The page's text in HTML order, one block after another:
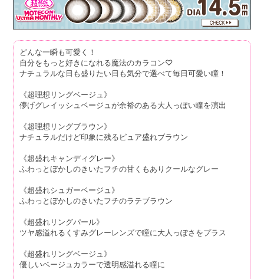
どんな一瞬も可愛く！
自分をもっと好きになれる魔法のカラコン♡
ナチュラルな日も盛りたい日も気分で選べて毎日可愛い瞳！
《超理想リングベージュ》
儚げグレイッシュベージュが余裕のある大人っぽい瞳を演出
《超理想リングブラウン》
ナチュラルだけど印象に残るピュア盛れブラウン
《超盛れキャンディグレー》
ふわっとぼかしのきいたフチの甘くもありクールなグレー
《超盛れシュガーベージュ》
ふわっとぼかしのきいたフチのラテブラウン
《超盛れリングパール》
ツヤ感溢れるくすみグレーレンズで瞳に大人っぽさをプラス
《超盛れリングベージュ》
優しいベージュカラーで透明感溢れる瞳に